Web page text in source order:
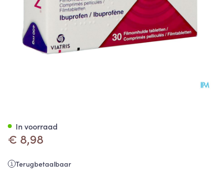
€ 8,98
Terugbetaalbaar
In voorraad